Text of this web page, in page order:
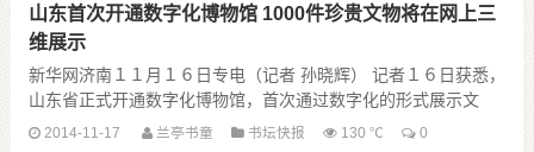
山东首次开通数字化博物馆 1000件珍贵文物将在网上三
维展示
新华网济南１１月１６日专电（记者 孙晓辉） 记者１６日获悉，
山东省正式开通数字化博物馆，首次通过数字化的形式展示文
物，首期１０００件珍贵文物将通过网上三维展示。
2014-11-17 兰亭书童 书坛快报 130 ℃ 0